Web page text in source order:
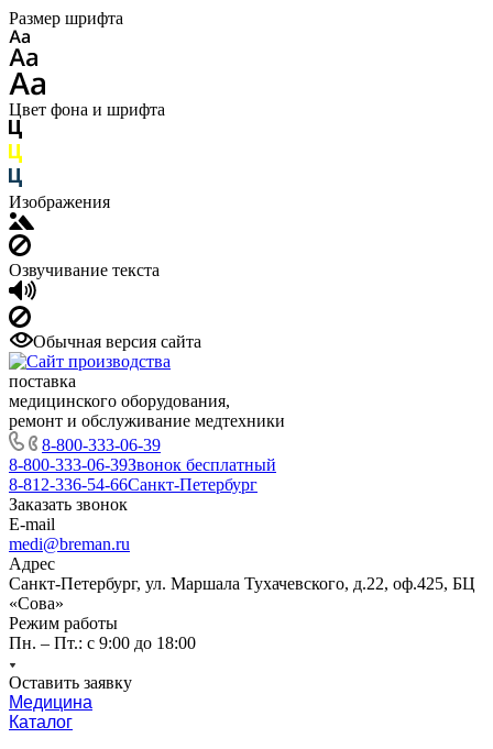
Размер шрифта
Цвет фона и шрифта
Изображения
Озвучивание текста
Обычная версия сайта
поставка
медицинского оборудования,
ремонт и обслуживание медтехники
8-800-333-06-39
8-800-333-06-39Звонок бесплатный
8-812-336-54-66Санкт-Петербург
Заказать звонок
E-mail
medi@breman.ru
Адрес
Санкт-Петербург, ул. Маршала Тухачевского, д.22, оф.425, БЦ
«Сова»
Режим работы
Пн. – Пт.: с 9:00 до 18:00
Оставить заявку
Медицина
Каталог